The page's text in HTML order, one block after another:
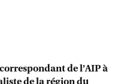
de l’AIP à
de la région du